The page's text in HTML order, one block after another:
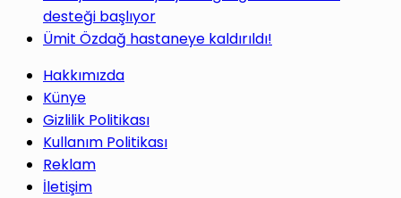
desteği başlıyor
Ümit Özdağ hastaneye kaldırıldı!
Hakkımızda
Künye
Gizlilik Politikası
Kullanım Politikası
Reklam
İletişim